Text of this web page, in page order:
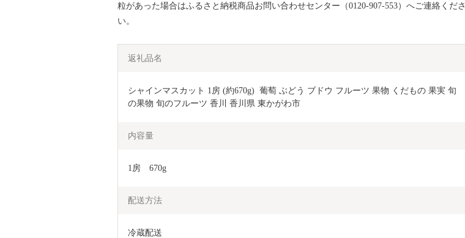
粒があった場合はふるさと納税商品お問い合わせセンター（0120-907-553）へご連絡くださ
い。
返礼品名
シャインマスカット 1房 (約670g)  葡萄 ぶどう ブドウ フルーツ 果物 くだもの 果実 旬
の果物 旬のフルーツ 香川 香川県 東かがわ市
内容量
1房　670g
配送方法
冷蔵配送